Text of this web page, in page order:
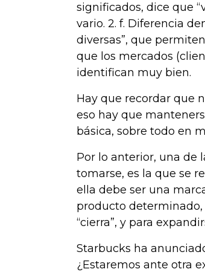
significados, dice que
vario. 2. f. Diferencia
diversas”, que
que los mercados
identifican muy bien.
Hay que recordar que
eso hay que
básica, sobre todo en
Por lo anterior, una de
tomarse, es la que se
ella debe ser una
producto determinado,
“cierra”, y para
Starbucks ha
¿Estaremos ante otra